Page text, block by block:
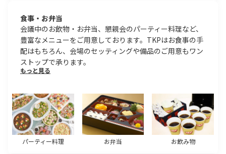
食事・お弁当
会議中のお飲物・お弁当、懇親会のパーティー料理など、
豊富なメニューをご用意しております。TKPはお食事の手
配はもちろん、会場のセッティングや備品のご用意もワン
ストップで承ります。
もっと見る
パーティー料理 お弁当 お飲み物